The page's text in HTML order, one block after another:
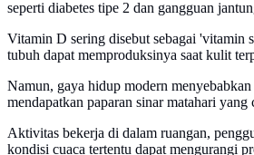
seperti diabetes tipe 2 dan gangguan
Vitamin D sering disebut sebagai 'vitamin
tubuh dapat memproduksinya saat kulit
Namun, gaya hidup modern
mendapatkan paparan sinar matahari yang
Aktivitas bekerja di dalam ruangan,
kondisi cuaca tertentu dapat mengurangi